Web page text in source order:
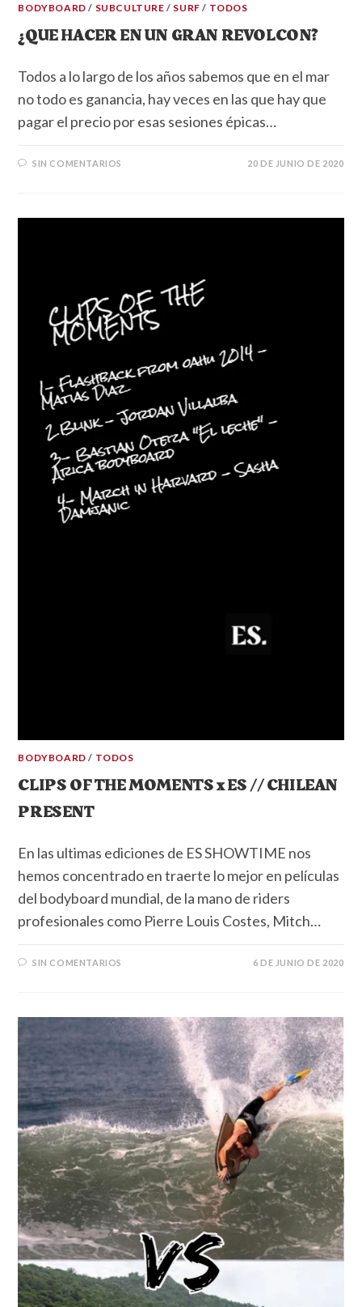
BODYBOARD / SUBCULTURE / SURF / TODOS
¿QUE HACER EN UN GRAN REVOLCON?
Todos a lo largo de los años sabemos que en el mar
no todo es ganancia, hay veces en las que hay que
pagar el precio por esas sesiones épicas…
SIN COMENTARIOS 20 DE JUNIO DE 2020
BODYBOARD / TODOS
CLIPS OF THE MOMENTS x ES // CHILEAN
PRESENT
En las ultimas ediciones de ES SHOWTIME nos
hemos concentrado en traerte lo mejor en películas
del bodyboard mundial, de la mano de riders
profesionales como Pierre Louis Costes, Mitch…
SIN COMENTARIOS 6 DE JUNIO DE 2020